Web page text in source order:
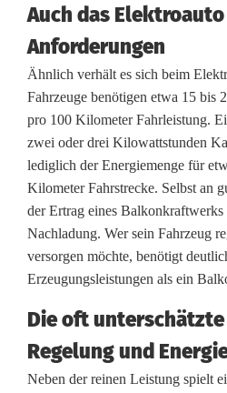
k
r
a
f
t
w
e
r
k
e
Auch das
Anforderungen
Ähnlich verhält es sich beim
Fahrzeuge benötigen etwa 15 bis
pro 100 Kilometer Fahrleistung.
zwei oder drei Kilowattstunden
lediglich der Energiemenge für
Kilometer Fahrstrecke. Selbst an
der Ertrag eines
Nachladung. Wer sein Fahrzeug
versorgen möchte, benötigt
Erzeugungsleistungen als ein
Die oft
Regelung und
Neben der reinen Leistung spielt